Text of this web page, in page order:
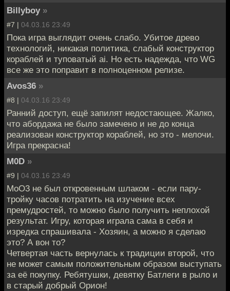
Billyboy »
#7 | 04.03.16 23:49
Пока игра выглядит очень слабо. Убитое древо
технологий, никакая политика, слабый конструктор
кораблей и туповатый ai. Но есть надежда, что WG
все же это поправит в полноценном релизе.
Avos36 »
#8 | 04.03.16 23:49
Ранний доступ, ещё запилят недостающее. Жалко,
что абордажа не было замечено и не до конца
реализован конструктор кораблей, но это - мелочи.
Игра прекрасна!
M0D »
#9 | 04.03.16 23:49
MoO3 не был откровенным шлаком - если пару-
тройку часов потратить на изучение всех
премудростей, то можно было получить неплохой
результат. Игру, которая играла сама в себя и
изредка спрашивала - Хозяин, а можно я сделаю
это? А вон то?
Четвертая часть вернулась к традиции второй, что
не может самым положительным образом выступать
за её покупку. Ребятушки, девятку Батлеги в рыло и
в старый добрый Орион!